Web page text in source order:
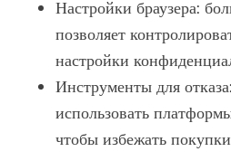
Настройки браузера:
позволяет
настройки
Инструменты для
использовать
чтобы избежать